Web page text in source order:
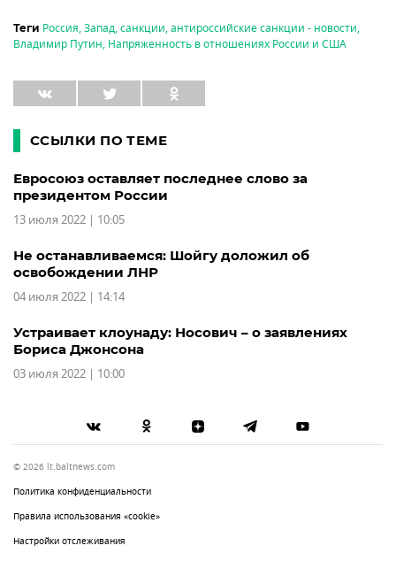
Теги Россия,Запад,санкции,антироссийские санкции - новости,
Владимир Путин, Напряженность в отношениях России и США
ССЫЛКИ ПО ТЕМЕ
Евросоюз оставляет последнее слово за
президентом России
13 июля 2022 | 10:05
Не останавливаемся: Шойгу доложил об
освобождении ЛНР
04 июля 2022 | 14:14
Устраивает клоунаду: Носович – о заявлениях
Бориса Джонсона
03 июля 2022 | 10:00
© 2026 lt.baltnews.com
Политика конфиденциальности
Правила использования «cookie»
Настройки отслеживания